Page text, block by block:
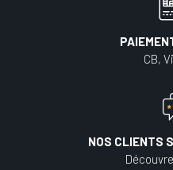
CB,
NOS CLIENTS